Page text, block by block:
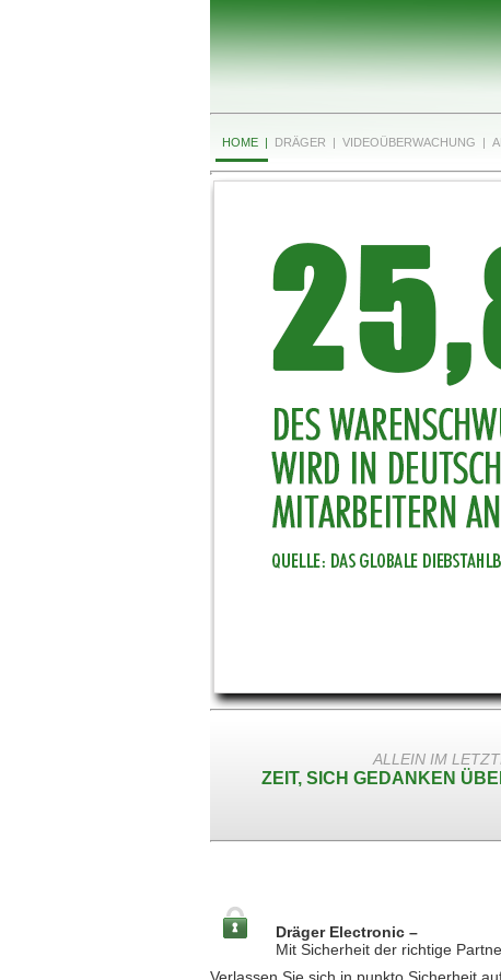
HOME | DRÄGER | VIDEOÜBERWACHUNG |
ALLEIN IM
ZEIT, SICH GEDANKEN
Dräger Electronic –
Mit Sicherheit der richtige